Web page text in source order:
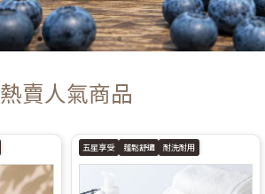
熱賣人氣商品
五星享受 蓬鬆舒適 耐洗耐用